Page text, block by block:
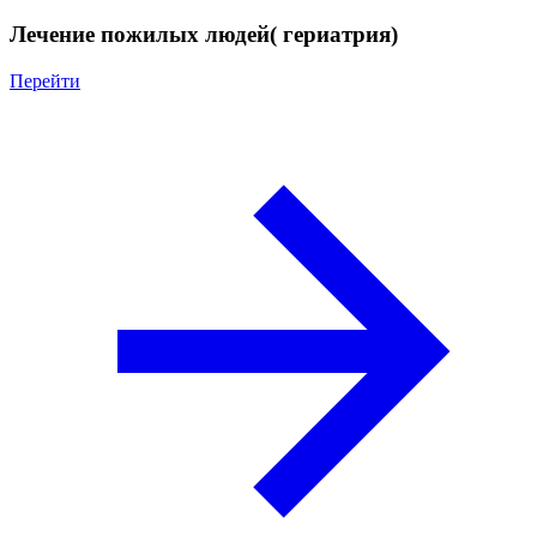
Лечение пожилых людей( гериатрия)
Перейти